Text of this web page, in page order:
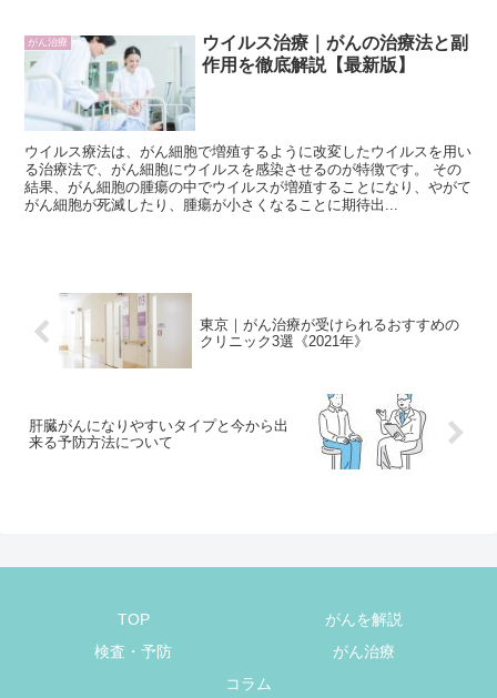
がん治療
ウイルス治療｜がんの治療法と副
作用を徹底解説【最新版】
ウイルス療法は、がん細胞で増殖するように改変したウイルスを用い
る治療法で、がん細胞にウイルスを感染させるのが特徴です。 その
結果、がん細胞の腫瘍の中でウイルスが増殖することになり、やがて
がん細胞が死滅したり、腫瘍が小さくなることに期待出...
東京｜がん治療が受けられるおすすめの
クリニック3選《2021年》
肝臓がんになりやすいタイプと今から出
来る予防方法について
TOP
がんを解説
検査・予防
がん治療
コラム